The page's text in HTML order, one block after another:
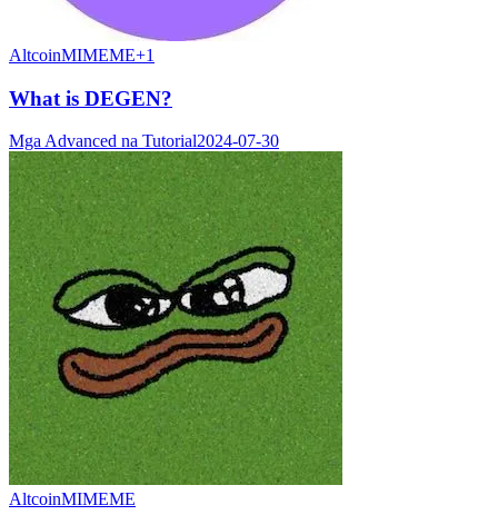
AltcoinMIMEME+1
What is DEGEN?
Mga Advanced na Tutorial2024-07-30
AltcoinMIMEME